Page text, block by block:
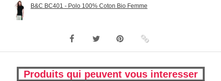
B&C BC401 - Polo 100% Coton Bio Femme
Produits qui peuvent vous interesser